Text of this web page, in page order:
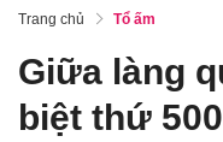
Trang chủ Tổ ấm
Giữa làng
biệt thứ